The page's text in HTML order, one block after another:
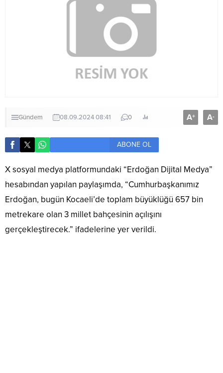
Gündem 08.09.2024 08:41 0 A+ A-
ABONE OL
X sosyal medya platformundaki “Erdoğan Dijital Medya”
hesabından yapılan paylaşımda, “Cumhurbaşkanımız
Erdoğan, bugün Kocaeli’de toplam büyüklüğü 657 bin
metrekare olan 3 millet bahçesinin açılışını
gerçekleştirecek.” ifadelerine yer verildi.